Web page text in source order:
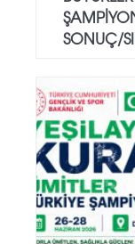
SONUÇ/